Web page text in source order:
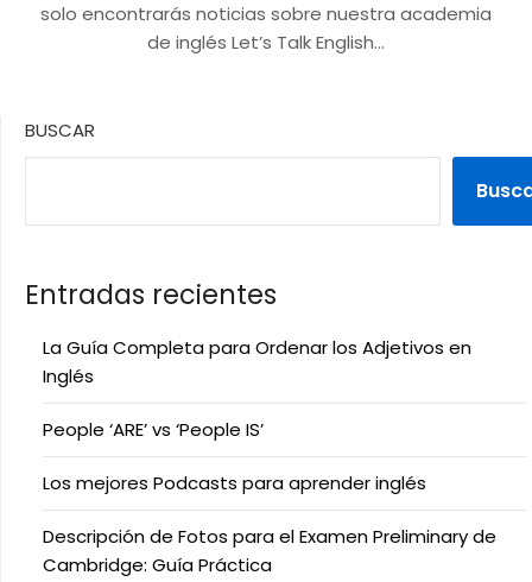
solo encontrarás noticias sobre nuestra academia
de inglés Let’s Talk English…
BUSCAR
Entradas recientes
La Guía Completa para Ordenar los Adjetivos en
Inglés
People ‘ARE’ vs ‘People IS’
Los mejores Podcasts para aprender inglés
Descripción de Fotos para el Examen Preliminary de
Cambridge: Guía Práctica